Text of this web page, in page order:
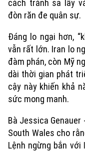
cách tránh sa lầy
đòn răn đe quân sự.
Đáng lo ngại hơn,
vẫn rất lớn. Iran lo
đàm phán, còn Mỹ
dài thời gian phát
cậy này khiến khả
sức mong manh.
Bà Jessica
South Wales cho
Lệnh ngừng bắn